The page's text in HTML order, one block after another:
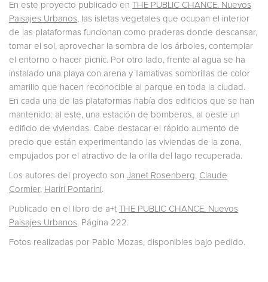
En este proyecto publicado en THE PUBLIC CHANCE. Nuevos
Paisajes Urbanos, las isletas vegetales que ocupan el interior
de las plataformas funcionan como praderas donde descansar,
tomar el sol, aprovechar la sombra de los árboles, contemplar
el entorno o hacer picnic. Por otro lado, frente al agua se ha
instalado una playa con arena y llamativas sombrillas de color
amarillo que hacen reconocible al parque en toda la ciudad.
En cada una de las plataformas había dos edificios que se han
mantenido: al este, una estación de bomberos, al oeste un
edificio de viviendas. Cabe destacar el rápido aumento de
precio que están experimentando las viviendas de la zona,
empujados por el atractivo de la orilla del lago recuperada.
Los autores del proyecto son Janet Rosenberg, Claude
Cormier, Hariri Pontarini.
Publicado en el libro de a+t THE PUBLIC CHANCE. Nuevos
Paisajes Urbanos. Página 222.
Fotos realizadas por Pablo Mozas, disponibles bajo pedido.